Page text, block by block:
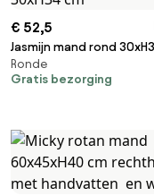
€ 52,5
Jasmijn mand rond
Ronde
Gratis bezorging